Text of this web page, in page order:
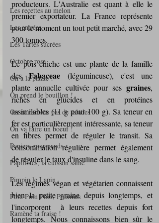
Les recettes au melon
Les entrées
Les Tartes sucrées
Octobre rose
On a la patate !
On prend le bouillon !
On ne raconte pas de salades
On va faire un boeuf !
Paniers gourmands
Papillotes, la cuisson saine
Pimpin le Lapin
Pom Pom Pom, Pommes
Ramène ta fraise !
producteurs. L'Australie est quant à elle le
premier exportateur. La France représente
pour le moment un tout petit marché, avec 29
300 tonnes.
Le pois chiche est une plante de la famille
des Fabaceae (légumineuse), c'est une
plante annuelle cultivée pour ses graines,
riches en glucides et en protéines
assimilables (11 g pour 100 g). Sa teneur en
fer est particulièrement intéressante, sa teneur
en fibres permet de réguler le transit. Sa
consommation régulière permet également
de réguler le taux d'insuline dans le sang.
Les régimes végan et végétarien connaissent
bien la petite graine depuis longtemps, et
l'incorporent  à leurs recettes depuis fort
longtemps. Nous connaissons bien sûr le